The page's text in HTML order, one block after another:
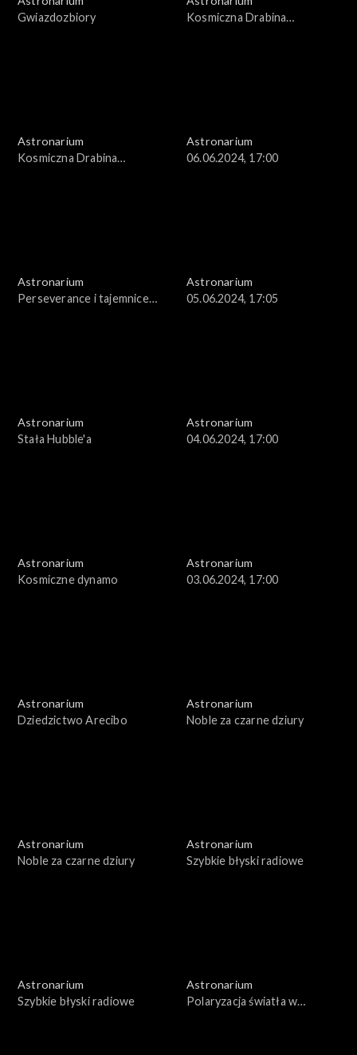
Gwiazdozbiory
Kosmiczna Drabina
Astronarium
Kosmiczna Drabina
Astronarium
06.06.2024, 17:00
Astronarium
Perseverance i tajemnice
Astronarium
05.06.2024, 17:05
Astronarium
Stała Hubble'a
Astronarium
04.06.2024, 17:00
Astronarium
Kosmiczne dynamo
Astronarium
03.06.2024, 17:00
Astronarium
Dziedzictwo Arecibo
Astronarium
Noble za czarne dziury
Astronarium
Noble za czarne dziury
Astronarium
Szybkie błyski radiowe
Astronarium
Szybkie błyski radiowe
Astronarium
Polaryzacja światła w